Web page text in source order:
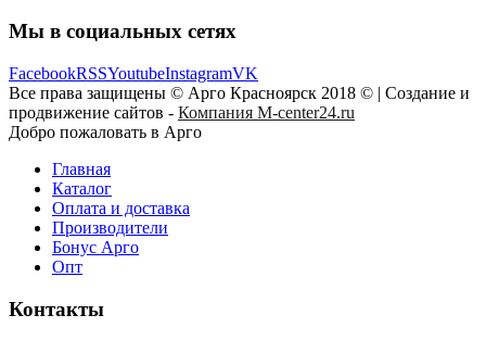
Мы в социальных сетях
FacebookRSSYoutubeInstagramVK
Все права защищены © Арго Красноярск 2018 © | Создание и
продвижение сайтов - Компания M-center24.ru
Добро пожаловать в Арго
Главная
Каталог
Оплата и доставка
Производители
Бонус Арго
Опт
Контакты